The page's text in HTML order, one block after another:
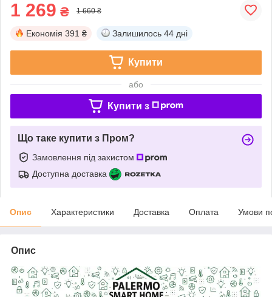
1 269 ₴ 1 660 ₴
Економія 391 ₴ Залишилось 44 дні
Купити
або
Купити з
Що таке купити з Пром?
Замовлення під захистом
Доступна доставка
Опис Характеристики Доставка Оплата Умови
Опис